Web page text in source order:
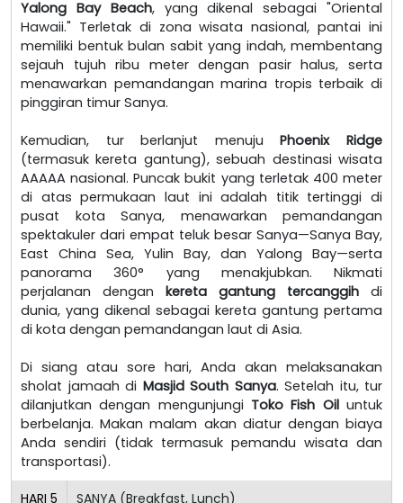
Yalong Bay Beach, yang dikenal sebagai "Oriental
Hawaii." Terletak di zona wisata nasional, pantai ini
memiliki bentuk bulan sabit yang indah, membentang
sejauh tujuh ribu meter dengan pasir halus, serta
menawarkan pemandangan marina tropis terbaik di
pinggiran timur Sanya.
Kemudian, tur berlanjut menujuPhoenix Ridge
(termasuk kereta gantung), sebuah destinasi wisata
AAAAA nasional. Puncak bukit yang terletak 400 meter
di atas permukaan laut ini adalah titik tertinggi di
pusat kota Sanya, menawarkan pemandangan
spektakuler dari empat teluk besar Sanya—Sanya Bay,
East China Sea, Yulin Bay, dan Yalong Bay—serta
panorama 360° yang menakjubkan. Nikmati
perjalanan dengan kereta gantung tercanggih di
dunia, yang dikenal sebagai kereta gantung pertama
di kota dengan pemandangan laut di Asia.
Di siang atau sore hari, Anda akan melaksanakan
sholat jamaah di Masjid South Sanya. Setelah itu, tur
dilanjutkan dengan mengunjungi Toko Fish Oiluntuk
berbelanja. Makan malam akan diatur dengan biaya
Anda sendiri (tidak termasuk pemandu wisata dan
transportasi).
HARI 5 SANYA (Breakfast, Lunch)